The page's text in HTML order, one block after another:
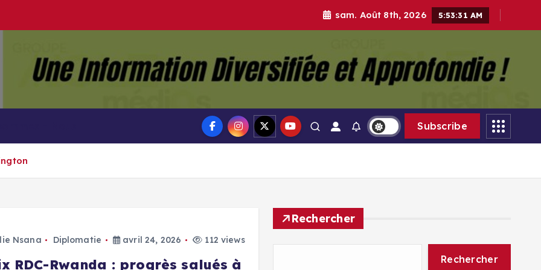
sam. Août 8th, 2026 5:53:32 AM
Groupe Aigle Médias
Subscribe
Nsana Diplomatie avril 24, 2026 112 views
RDC-Rwanda : progrès salués à
Rechercher
Rechercher